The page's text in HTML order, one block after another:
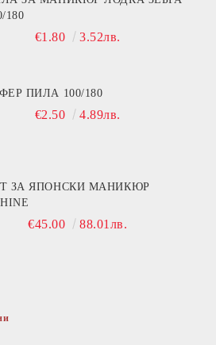
180
€1.80 3.52лв.
ПИЛА 100/180
€2.50 4.89лв.
ЗА ЯПОНСКИ МАНИКЮР
€45.00 88.01лв.